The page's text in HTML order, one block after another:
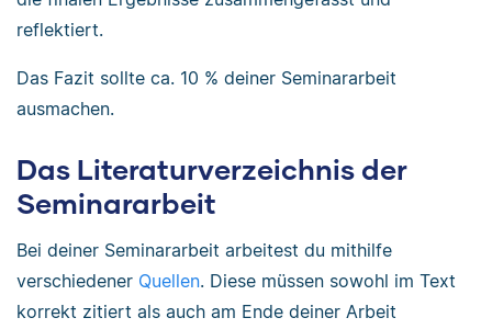
reflektiert.
Das Fazit sollte ca. 10 % deiner Seminararbeit
ausmachen.
Das Literaturverzeichnis der
Seminararbeit
Bei deiner Seminararbeit arbeitest du mithilfe
verschiedener Quellen. Diese müssen sowohl im Text
korrekt zitiert als auch am Ende deiner Arbeit